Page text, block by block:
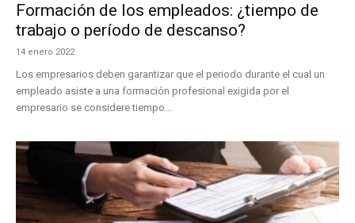
Formación de los empleados: ¿tiempo de
trabajo o período de descanso?
14 enero 2022
Los empresarios deben garantizar que el periodo durante el cual un
empleado asiste a una formación profesional exigida por el
empresario se considere tiempo...